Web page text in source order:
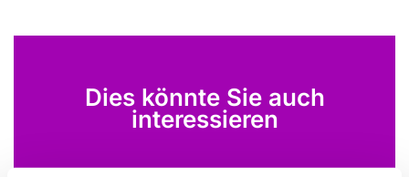
Dies könnte Sie auch
interessieren